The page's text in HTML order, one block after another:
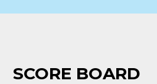
SCORE BOARD